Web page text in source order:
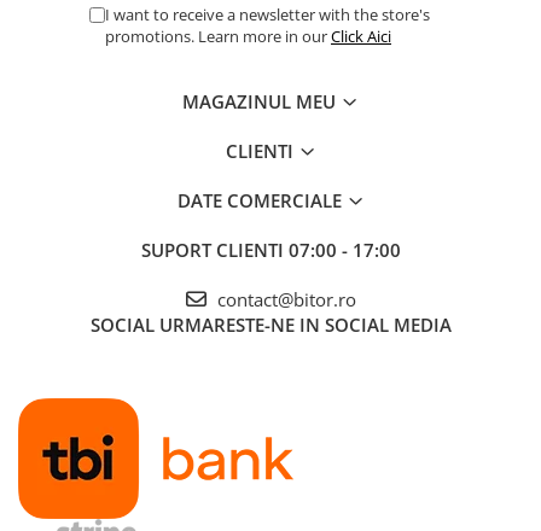
Scannere Documente
TV, Audio-Video & Multimedia
Monitoare Gaming & Consumer
Accesorii Căști & Microfoane
Cabluri & Adaptoare Audio-Video
Suporturi TV Perete
Boxe PC & Soundbar
Boxe Wireless & Portabile
Camere Foto & Sisteme Optice
Webcam
I want to receive a newsletter with the store's
promotions. Learn more in ourClick Aici
MAGAZINUL MEU
CLIENTI
DATE COMERCIALE
SUPORT CLIENTI 07:00 - 17:00
contact@bitor.ro
SOCIAL URMARESTE-NE IN SOCIAL MEDIA